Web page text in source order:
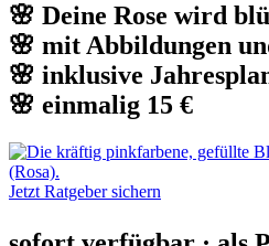
🌸 Deine Rose wird
🌸 mit Abbildungen
🌸 inklusive
🌸 einmalig 15 €
Jetzt Ratgeber sichern